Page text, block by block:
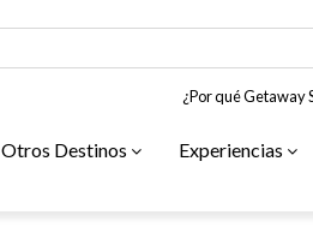
¿Por qué Getaway
Otros Destinos Experiencias